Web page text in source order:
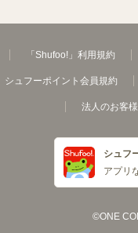
「Shufoo!」利用規約
シュフーポイント会員規約
法人のお客
シュフ
アプリ
©ONE